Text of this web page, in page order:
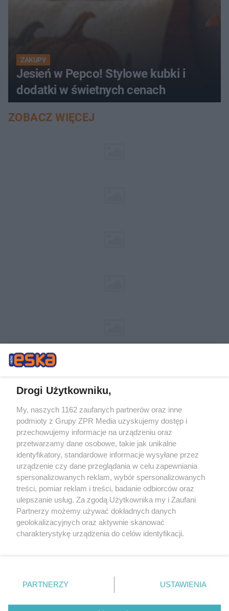
ZAKUPY
Jesień w Pepco! Stylowe kubki i
dodatki w świetnych cenach
ZOBACZ WIĘCEJ
Żaden utwór zamieszczony w serwisie nie może być powielany i
rozpowszechniany lub dalej rozpowszechniany w jakikolwiek sposób (w
tym także elektroniczny lub mechaniczny) na jakimkolwiek polu
eksploatacji w jakiejkolwiek formie, włącznie z umieszczaniem w
Internecie bez pisemnej zgody właściciela praw. Jakiekolwiek użycie lub
wykorzystanie utworów w całości lub w części z naruszeniem prawa,
tzn. bez właściwej zgody, jest zabronione pod groźbą kary i może być
ścigane prawnie.
© 2026 Grupa ZPR Media
Drogi Użytkowniku,
My, naszych 1162 zaufanych partnerów oraz inne
podmioty z Grupy ZPR Media uzyskujemy dostęp i
przechowujemy informacje na urządzeniu oraz
przetwarzamy dane osobowe, takie jak unikalne
identyfikatory, standardowe informacje wysyłane przez
urządzenie czy dane przeglądania w celu zapewniania
spersonalizowanych reklam, wybór spersonalizowanych
treści, pomiar reklam i treści, badanie odbiorców oraz
ulepszanie usług. Za zgodą Użytkownika my i Zaufani
Partnerzy możemy używać dokładnych danych
geolokalizacyjnych oraz aktywnie skanować
charakterystykę urządzenia do celów identyfikacji.
zmienić/wycofać klikając przycisk ustawień prywatności
znajdujący się w lewym dolnym rogu strony
rodzaje przetwarzania danych nie wymagają zgody
PARTNERZY USTAWIENIA